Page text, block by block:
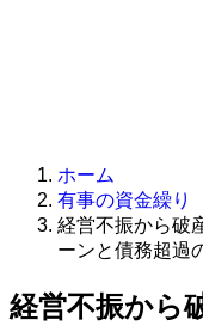
ホーム
有事の資金繰り
経営不振から破
ーンと債務超過
経営不振から